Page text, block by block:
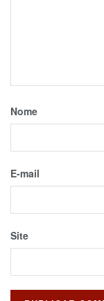
Nome
E-mail
Site